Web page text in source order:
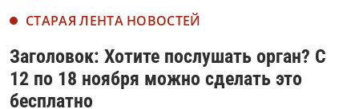
СТАРАЯ ЛЕНТА НОВОСТЕЙ
Заголовок: Хотите послушать орган? С
12 по 18 ноября можно сделать это
бесплатно